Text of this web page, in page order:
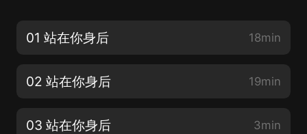
01 站在你身后 18min
02 站在你身后 19min
03 站在你身后 3min